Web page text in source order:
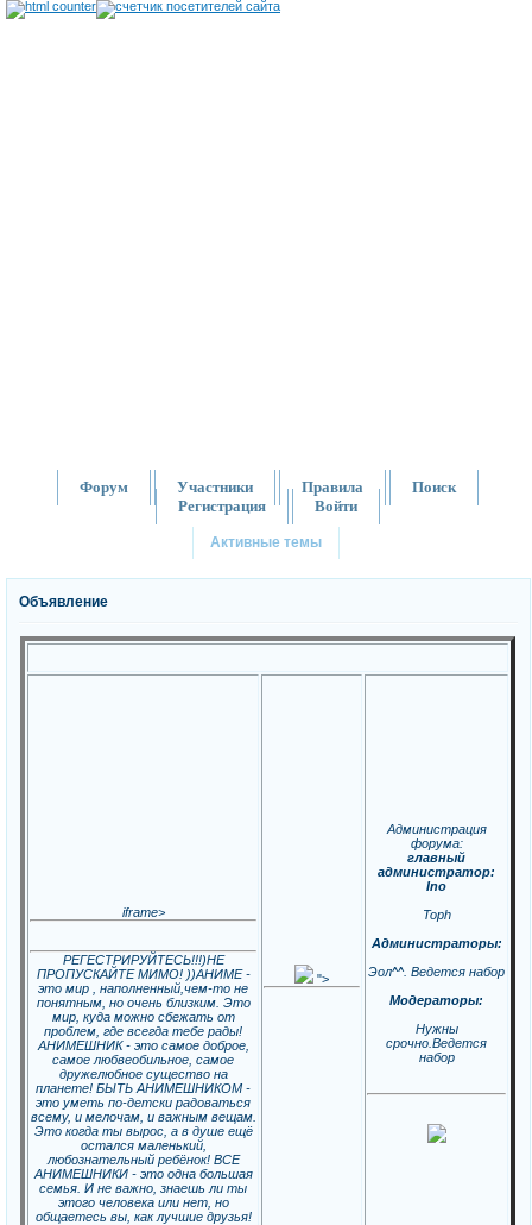
Форум Участники Правила
Поиск
Регистрация
Войти
Активные темы
Объявление
iframe>
РЕГЕСТРИРУЙТЕСЬ!!!)НЕ
ПРОПУСКАЙТЕ МИМО! ))АНИМЕ -
это мир , наполненный,чем-то не
понятным, но очень близким. Это
мир, куда можно сбежать от
проблем, где всегда тебе рады!
АНИМЕШНИК - это самое доброе,
самое любвеобильное, самое
дружелюбное существо на
планете! БЫТЬ АНИМЕШНИКОМ -
это уметь по-детски радоваться
всему, и мелочам, и важным вещам.
Это когда ты вырос, а в душе ещё
остался маленький,
любознательный ребёнок! ВСЕ
АНИМЕШНИКИ - это одна большая
семья. И не важно, знаешь ли ты
этого человека или нет, но
общаетесь вы, как лучшие друзья!
">
Администрация
форума:
главный
администратор:
Ino
Toph
Администраторы:
Эол^^. Ведется набор
Модераторы:
Нужны
срочно.Ведется
набор